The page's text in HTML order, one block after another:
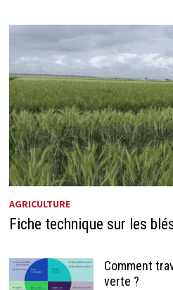
AGRICULTURE
Fiche technique sur les
Comment
verte ?